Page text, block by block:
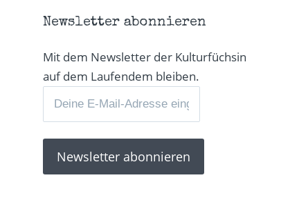
Newsletter abonnieren
Mit dem Newsletter der Kulturfüchsin
auf dem Laufendem bleiben.